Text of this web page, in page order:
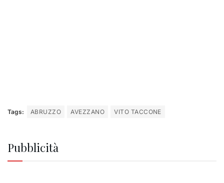
Tags: ABRUZZO AVEZZANO VITO TACCONE
Pubblicità